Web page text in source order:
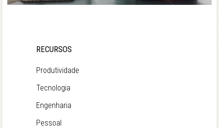
RECURSOS
Produtividade
Tecnologia
Engenharia
Pessoal